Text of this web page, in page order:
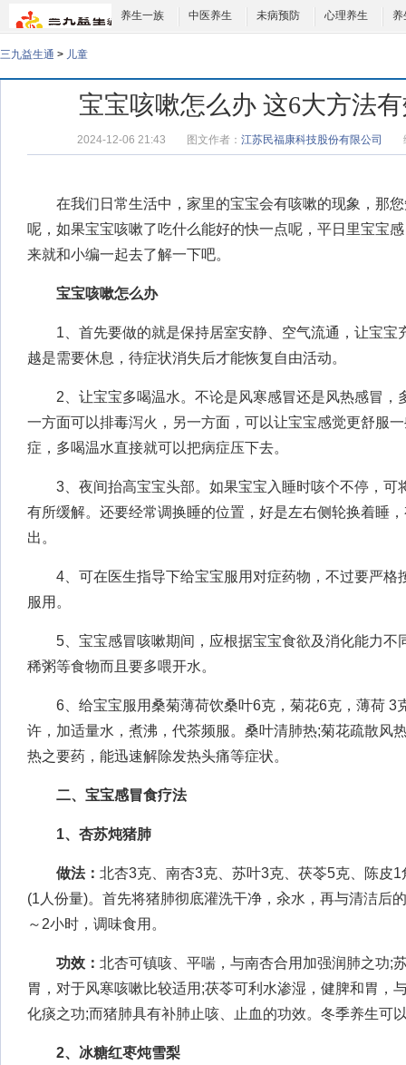
养生一族 中医养生 未病预防 心理养生 养
三九益生通 > 儿童
宝宝咳嗽怎么办 这6大方法
2024-12-06 21:43 图文作者： 江苏民福康科技股份有限公司
在我们日常生活中，家里的宝宝会有咳嗽的现象，那
呢，如果宝宝咳嗽了吃什么能好的快一点呢，平日里宝宝
来就和小编一起去了解一下吧。
宝宝咳嗽怎么办
1、首先要做的就是保持居室安静、空气流通，让宝宝
越是需要休息，待症状消失后才能恢复自由活动。
2、让宝宝多喝温水。不论是风寒感冒还是风热感冒，
一方面可以排毒泻火，另一方面，可以让宝宝感觉更舒服
症，多喝温水直接就可以把病症压下去。
3、夜间抬高宝宝头部。如果宝宝入睡时咳个不停，可
有所缓解。还要经常调换睡的位置，好是左右侧轮换着睡
出。
4、可在医生指导下给宝宝服用对症药物，不过要严格
服用。
5、宝宝感冒咳嗽期间，应根据宝宝食欲及消化能力不
稀粥等食物而且要多喂开水。
6、给宝宝服用桑菊薄荷饮桑叶6克，菊花6克，薄荷 3
许，加适量水，煮沸，代茶频服。桑叶清肺热;菊花疏散风
热之要药，能迅速解除发热头痛等症状。
二、宝宝感冒食疗法
1、杏苏炖猪肺
做法： 北杏3克、南杏3克、苏叶3克、茯苓5克、陈皮
(1人份量)。首先将猪肺彻底灌洗干净，汆水，再与清洁后
～2小时，调味食用。
功效： 北杏可镇咳、平喘，与南杏合用加强润肺之功;
胃，对于风寒咳嗽比较适用;茯苓可利水渗湿，健脾和胃，
化痰之功;而猪肺具有补肺止咳、止血的功效。冬季养生可
2、冰糖红枣炖雪梨